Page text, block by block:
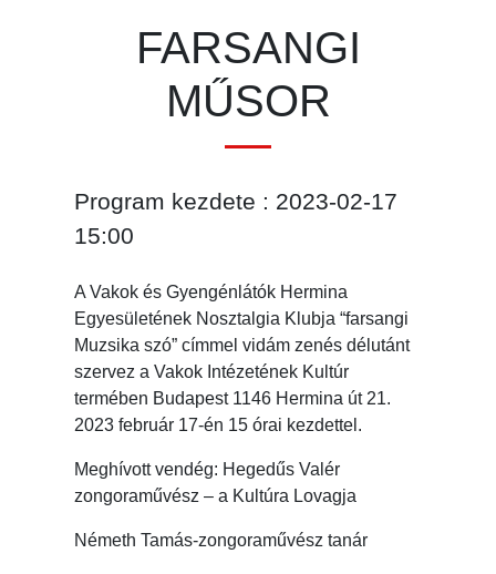
FARSANGI
MŰSOR
Program kezdete : 2023-02-17
15:00
A Vakok és Gyengénlátók Hermina
Egyesületének Nosztalgia Klubja “farsangi
Muzsika szó” címmel vidám zenés délutánt
szervez a Vakok Intézetének Kultúr
termében Budapest 1146 Hermina út 21.
2023 február 17-én 15 órai kezdettel.
Meghívott vendég: Hegedűs Valér
zongoraművész – a Kultúra Lovagja
Németh Tamás-zongoraművész tanár